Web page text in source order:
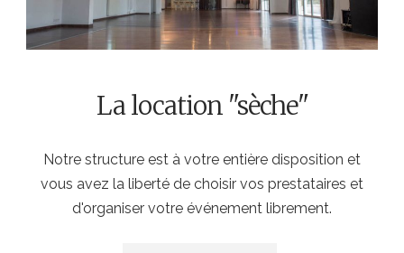
La location "sèche"
Notre structure est à votre entière disposition et
vous avez la liberté de choisir vos prestataires et
d'organiser votre événement librement.